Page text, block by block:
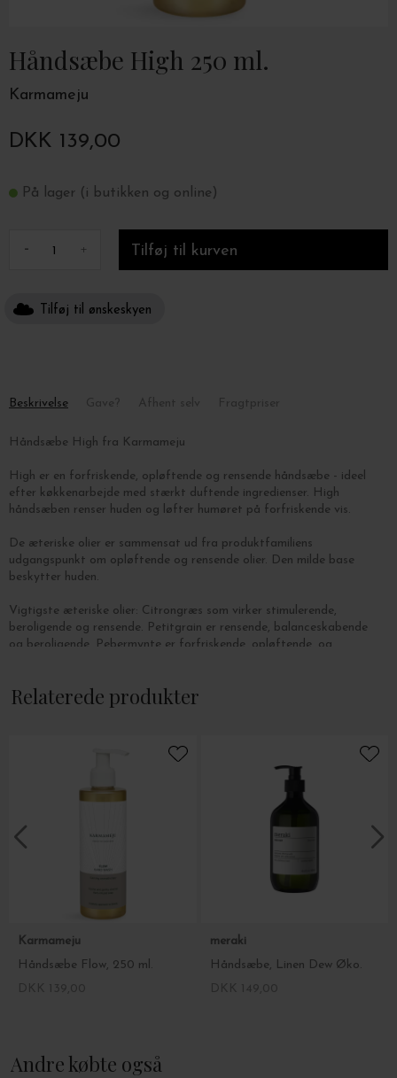
Håndsæbe High 250 ml.
Karmameju
DKK 139,00
På lager (i butikken og online)
- +
Tilføj til ønskeskyen
Beskrivelse
Håndsæbe High fra Karmameju
High er en forfriskende, opløftende og rensende håndsæbe - ideel
efter køkkenarbejde med stærkt duftende ingredienser. High
håndsæben renser huden og løfter humøret på forfriskende vis.
De æteriske olier er sammensat ud fra produktfamiliens
udgangspunkt om opløftende og rensende olier. Den milde base
beskytter huden.
Vigtigste æteriske olier: Citrongræs som virker stimulerende,
beroligende og rensende. Petitgrain er rensende, balanceskabende
og beroligende. Pebermynte er forfriskende, opløftende, og
Relaterede produkter
Karmameju
Håndsæbe Flow, 250 ml.
meraki
Håndsæbe, Linen Dew Øko.
Andre købte også